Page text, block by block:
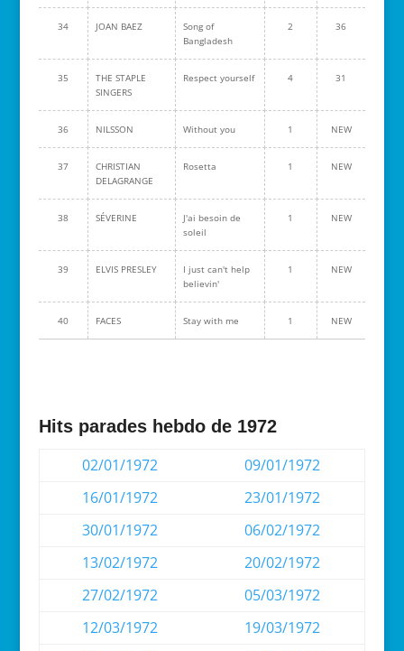
34 JOAN BAEZ
Song of
Bangladesh
2 36
35
THE STAPLE
SINGERS
Respect yourself 4 31
36 NILSSON Without you 1 NEW
37
CHRISTIAN
DELAGRANGE
Rosetta 1 NEW
38 SÉVERINE
J'ai besoin de
soleil
1 NEW
39 ELVIS PRESLEY
I just can't help
believin'
1 NEW
40 FACES Stay with me 1 NEW
Hits parades hebdo de 1972
02/01/1972
09/01/1972
16/01/1972
23/01/1972
30/01/1972
06/02/1972
13/02/1972
20/02/1972
27/02/1972
05/03/1972
12/03/1972
19/03/1972